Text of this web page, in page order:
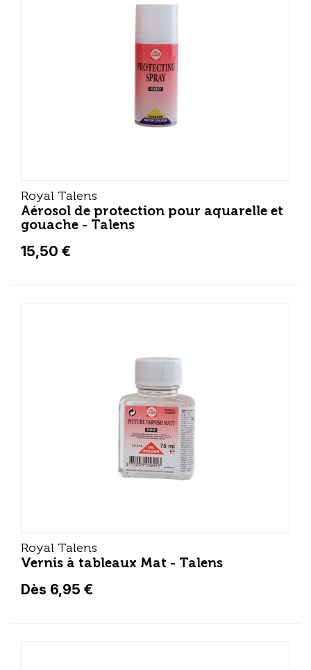
Royal Talens
Aérosol de protection pour aquarelle et
gouache - Talens
15,50 €
Royal Talens
Vernis à tableaux Mat - Talens
Dès 6,95 €